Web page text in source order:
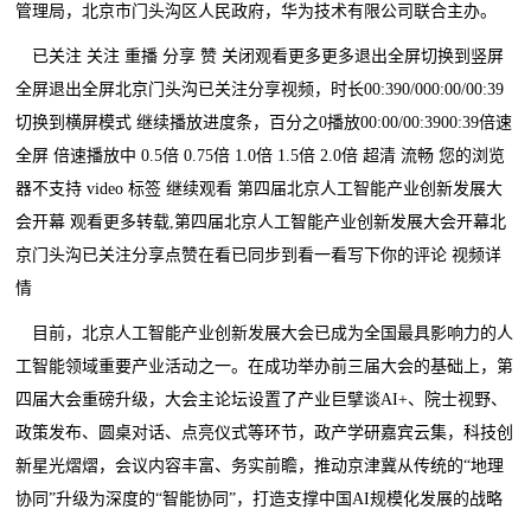
管理局，北京市门头沟区人民政府，华为技术有限公司联合主办。
已关注 关注 重播 分享 赞 关闭观看更多更多退出全屏切换到竖屏
全屏退出全屏北京门头沟已关注分享视频，时长00:390/000:00/00:39
切换到横屏模式 继续播放进度条，百分之0播放00:00/00:3900:39倍速
全屏 倍速播放中 0.5倍 0.75倍 1.0倍 1.5倍 2.0倍 超清 流畅 您的浏览
器不支持 video 标签 继续观看 第四届北京人工智能产业创新发展大
会开幕 观看更多转载,第四届北京人工智能产业创新发展大会开幕北
京门头沟已关注分享点赞在看已同步到看一看写下你的评论 视频详
情
目前，北京人工智能产业创新发展大会已成为全国最具影响力的人
工智能领域重要产业活动之一。在成功举办前三届大会的基础上，第
四届大会重磅升级，大会主论坛设置了产业巨擘谈AI+、院士视野、
政策发布、圆桌对话、点亮仪式等环节，政产学研嘉宾云集，科技创
新星光熠熠，会议内容丰富、务实前瞻，推动京津冀从传统的“地理
协同”升级为深度的“智能协同”，打造支撑中国AI规模化发展的战略